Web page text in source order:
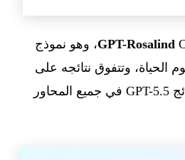
GPT-Rosalind، وهو نموذج
وتتفوق نتائجه على
LifeSciBench على نتائج GPT-5.5 في جميع المحاور